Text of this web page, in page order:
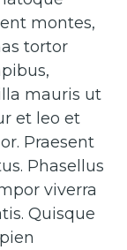
montes,
tortor
mauris ut
et leo et
Praesent
Phasellus
viverra
Quisque